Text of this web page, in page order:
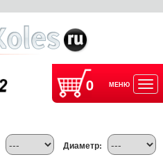
0 МЕНЮ
Диаметр: